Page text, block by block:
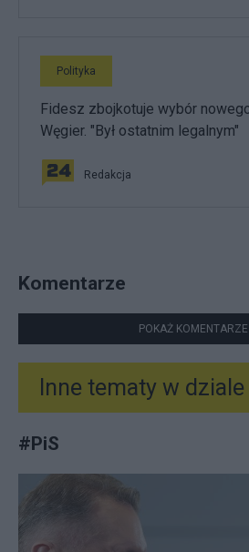
Polityka
Fidesz zbojkotuje wybór
Węgier. "Był ostatnim legalnym"
Redakcja
Komentarze
POKAŻ
Inne tematy w dziale
#PiS